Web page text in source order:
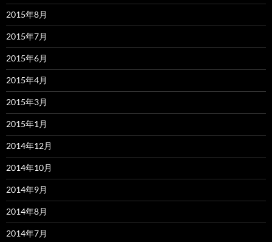
2015年8月
2015年7月
2015年6月
2015年4月
2015年3月
2015年1月
2014年12月
2014年10月
2014年9月
2014年8月
2014年7月